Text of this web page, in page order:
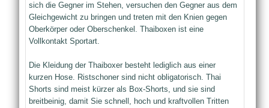
sich die Gegner im Stehen, versuchen den Gegner aus dem
Gleichgewicht zu bringen und treten mit den Knien gegen
Oberkörper oder Oberschenkel. Thaiboxen ist eine
Vollkontakt Sportart.
Die Kleidung der Thaiboxer besteht lediglich aus einer
kurzen Hose. Ristschoner sind nicht obligatorisch. Thai
Shorts sind meist kürzer als Box-Shorts, und sie sind
breitbeinig, damit Sie schnell, hoch und kraftvollen Tritten